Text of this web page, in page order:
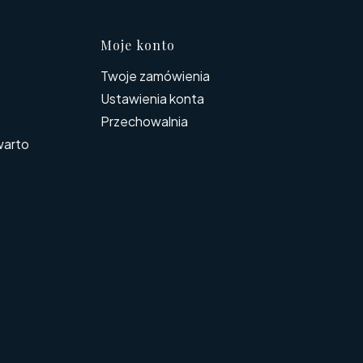
Moje konto
Twoje zamówienia
Ustawienia konta
Przechowalnia